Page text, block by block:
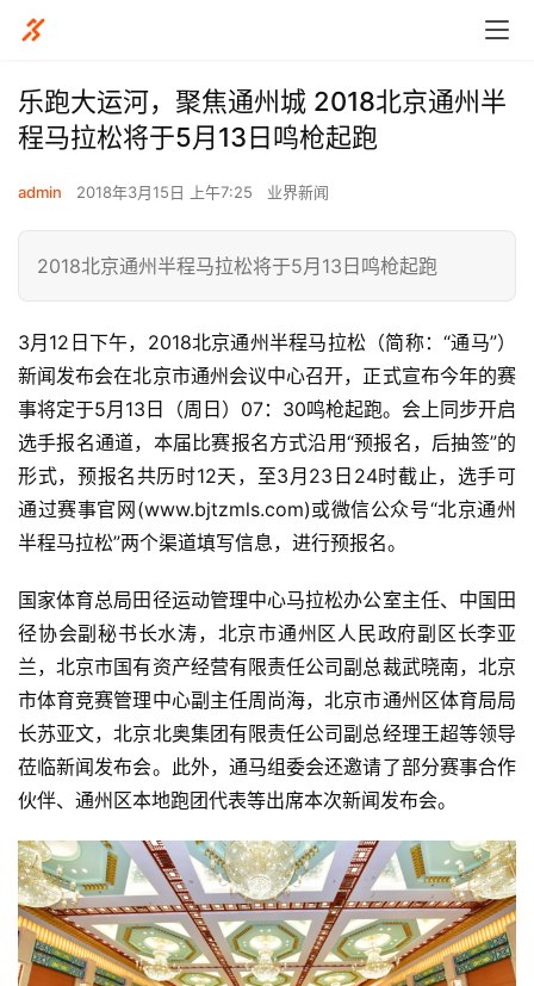
乐跑大运河，聚焦通州城 2018北京通州半
程马拉松将于5月13日鸣枪起跑
admin 2018年3月15日 上午7:25 业界新闻
2018北京通州半程马拉松将于5月13日鸣枪起跑
3月12日下午，2018北京通州半程马拉松（简称：“通马”）
新闻发布会在北京市通州会议中心召开，正式宣布今年的赛
事将定于5月13日（周日）07：30鸣枪起跑。会上同步开启
选手报名通道，本届比赛报名方式沿用“预报名，后抽签”的
形式，预报名共历时12天，至3月23日24时截止，选手可
通过赛事官网(www.bjtzmls.com)或微信公众号“北京通州
半程马拉松”两个渠道填写信息，进行预报名。
国家体育总局田径运动管理中心马拉松办公室主任、中国田
径协会副秘书长水涛，北京市通州区人民政府副区长李亚
兰，北京市国有资产经营有限责任公司副总裁武晓南，北京
市体育竞赛管理中心副主任周尚海，北京市通州区体育局局
长苏亚文，北京北奥集团有限责任公司副总经理王超等领导
莅临新闻发布会。此外，通马组委会还邀请了部分赛事合作
伙伴、通州区本地跑团代表等出席本次新闻发布会。